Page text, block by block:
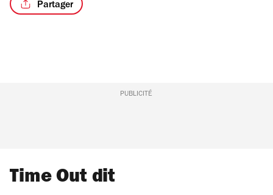
Partager
PUBLICITÉ
Time Out dit